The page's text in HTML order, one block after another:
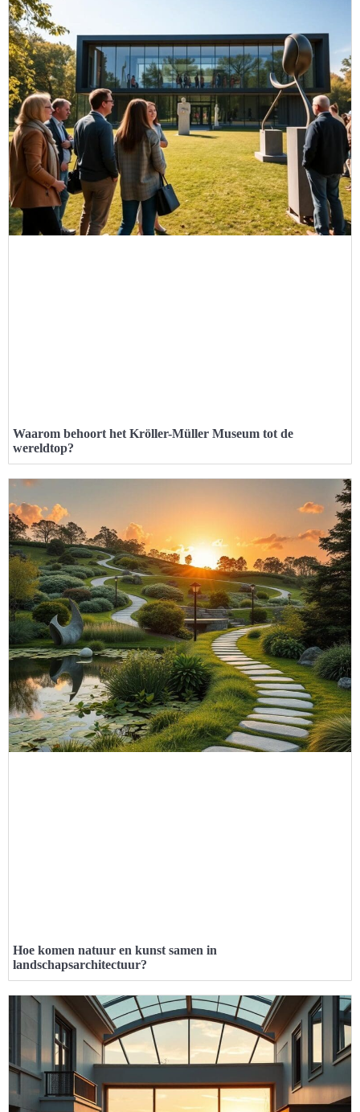
Waarom behoort het Kröller-Müller Museum tot de
wereldtop?
Hoe komen natuur en kunst samen in
landschapsarchitectuur?